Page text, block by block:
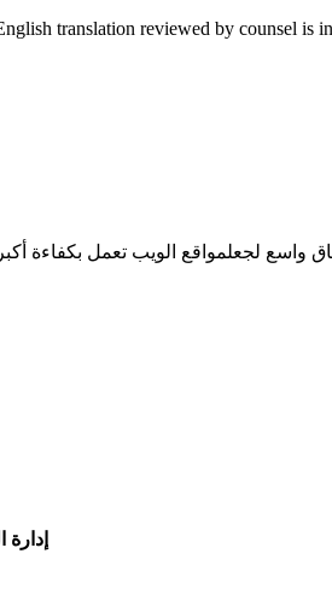
translation reviewed by counsel is